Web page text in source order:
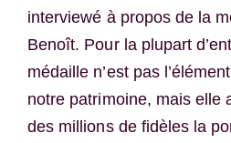
interviewé à propos de la
Benoît. Pour la plupart
médaille n’est pas
notre patrimoine, mais elle
des millions de fidèles la